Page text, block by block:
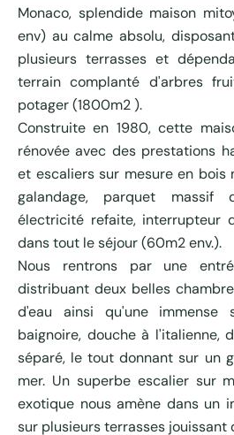
Monaco, splendide maison
env) au calme absolu,
plusieurs terrasses et
terrain complanté d'arbres
potager (1800m2 ).
Construite en 1980, cette
rénovée avec des prestations
et escaliers sur mesure en bois
galandage, parquet massif
électricité refaite, interrupteur
dans tout le séjour (60m2 env.).
Nous rentrons par une
distribuant deux belles
d'eau ainsi qu'une immense
baignoire, douche à l'italienne,
séparé, le tout donnant sur un
mer. Un superbe escalier sur
exotique nous amène dans un
sur plusieurs terrasses jouissant